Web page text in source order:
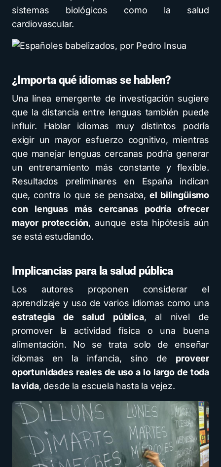
sistemas biológicos como la salud
cardiovascular.
¿Importa qué idiomas se hablen?
Una línea emergente de investigación sugiere
que la distancia entre lenguas también puede
influir. Hablar idiomas muy distintos podría
exigir un mayor esfuerzo cognitivo, mientras
que manejar lenguas cercanas podría generar
un entrenamiento más constante y flexible.
Resultados preliminares en España indican
que, contra lo que se pensaba,el bilingüismo
con lenguas más cercanas podría ofrecer
mayor protección, aunque esta hipótesis aún
se está estudiando.
Implicancias para la salud pública
Los autores proponen considerar el
aprendizaje y uso de varios idiomas como una
estrategia de salud pública, al nivel de
promover la actividad física o una buena
alimentación. No se trata solo de enseñar
idiomas en la infancia, sino de proveer
oportunidades reales de uso a lo largo de toda
la vida, desde la escuela hasta la vejez.